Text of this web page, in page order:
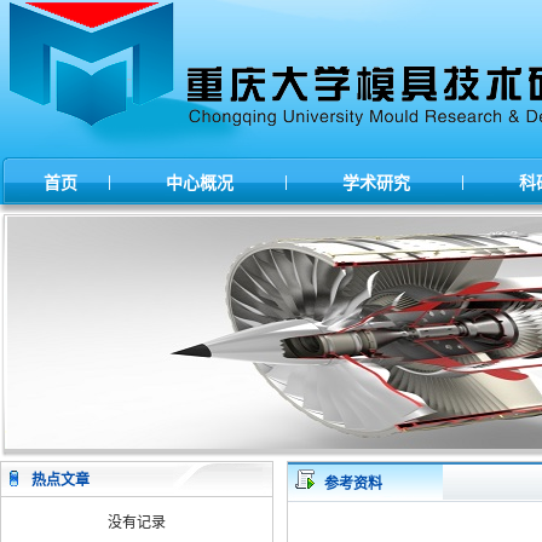
首页 | 中心概况 | 学术研究 | 科
热点文章
没有记录
参考资料